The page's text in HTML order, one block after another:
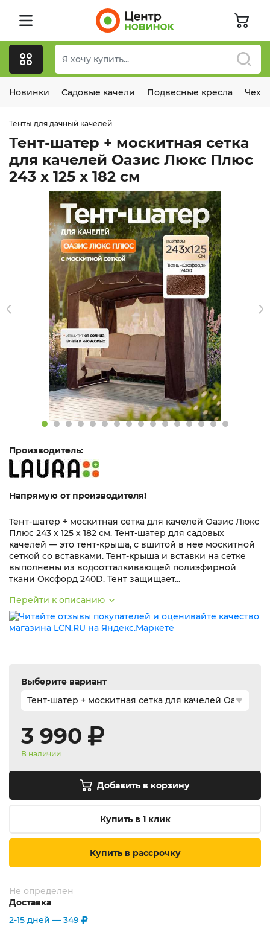
Новинки Садовые качели Подвесные кресла
Тенты для дачный качелей
Тент-шатер + москитная сетка
для качелей Оазис Люкс Плюс
243 х 125 х 182 см
Производитель:
Напрямую от производителя!
Тент-шатер + москитная сетка для качелей Оазис Люкс
Плюс 243 х 125 х 182 см. Тент-шатер для садовых
качелей — это тент-крыша, с вшитой в нее москитной
сеткой со вставками. Тент-крыша и вставки на сетке
выполнены из водоотталкивающей полиэфирной
ткани Оксфорд 240D. Тент защищает...
Перейти к описанию
Выберите вариант
3 990
В наличии
Добавить в корзину
Купить в 1 клик
Купить в рассрочку
Не определен
Доставка
2-15 дней — 349